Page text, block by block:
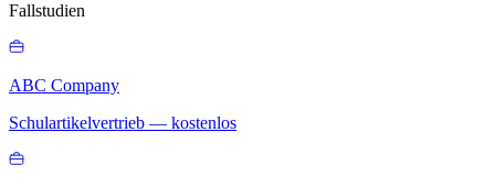
Fallstudien
ABC Company
Schulartikelvertrieb — kostenlos